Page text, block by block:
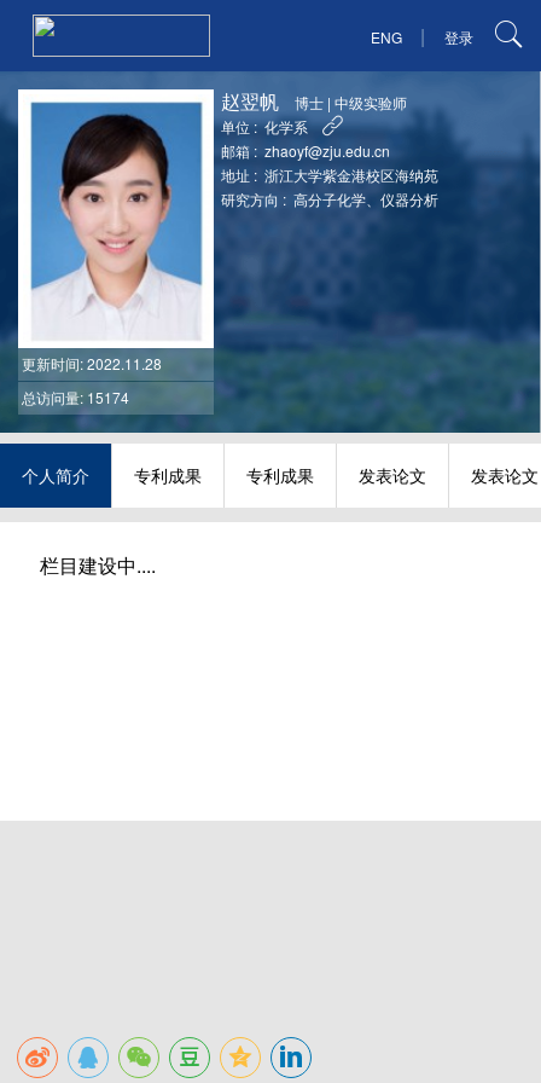
ENG | 登录
更新时间: 2022.11.28
总访问量: 15174
赵翌帆 博士 |中级实验师
单位 : 化学系
邮箱 : zhaoyf@zju.edu.cn
地址 : 浙江大学紫金港校区海纳苑
研究方向 : 高分子化学、仪器分析
个人简介 专利成果 专利成果 发表论文 发表论文
栏目建设中....